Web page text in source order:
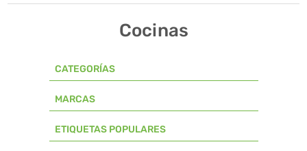
Cocinas
CATEGORÍAS
MARCAS
ETIQUETAS POPULARES